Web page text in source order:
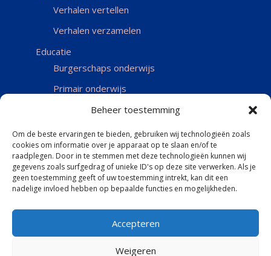
Beheer toestemming
Om de beste ervaringen te bieden, gebruiken wij technologieën zoals
cookies om informatie over je apparaat op te slaan en/of te
raadplegen. Door in te stemmen met deze technologieën kunnen wij
gegevens zoals surfgedrag of unieke ID's op deze site verwerken. Als je
geen toestemming geeft of uw toestemming intrekt, kan dit een
nadelige invloed hebben op bepaalde functies en mogelijkheden.
Accepteren
Weigeren
Verhalen vertellen
Verhalen verzamelen
Educatie
Burgerschaps onderwijs
Primair onderwijs
Voortgezet onderwijs
Over ons
Beleidsplan
Financieel overzicht
Actueel
Contact